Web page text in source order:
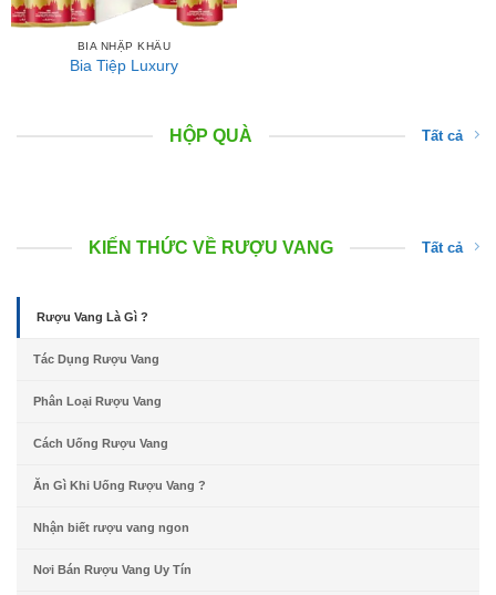
BIA NHẬP KHẨU
Bia Tiệp Luxury
HỘP QUÀ Tất cả
KIẾN THỨC VỀ RƯỢU VANG Tất cả
Rượu Vang Là Gì ?
Tác Dụng Rượu Vang
Phân Loại Rượu Vang
Cách Uống Rượu Vang
Ăn Gì Khi Uống Rượu Vang ?
Nhận biết rượu vang ngon
Nơi Bán Rượu Vang Uy Tín